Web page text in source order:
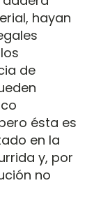
hayan
de
ésta es
en la
y, por
no